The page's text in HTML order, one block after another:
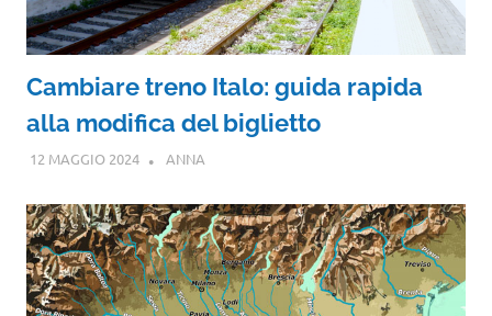
Cambiare treno Italo: guida rapida
alla modifica del biglietto
12 MAGGIO 2024 ANNA